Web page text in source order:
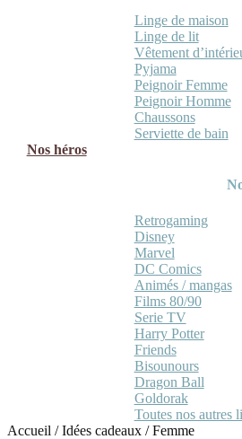
Linge de maison
Linge de lit
Vêtement
Pyjama
Peignoir Femme
Peignoir Homme
Chaussons
Serviette de bain
Nos héros
Retrogaming
Disney
Marvel
DC Comics
Animés / mangas
Films 80/90
Serie TV
Harry Potter
Friends
Bisounours
Dragon Ball
Goldorak
Toutes nos autres
Accueil /Idées cadeaux /Femme